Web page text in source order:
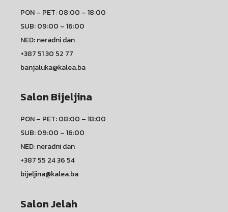
PON – PET: 08:00 – 18:00
SUB: 09:00 – 16:00
NED: neradni dan
+387 51 30 52 77
banjaluka@kalea.ba
Salon Bijeljina
PON – PET: 08:00 – 18:00
SUB: 09:00 – 16:00
NED: neradni dan
+387 55 24 36 54
bijeljina@kalea.ba
Salon Jelah